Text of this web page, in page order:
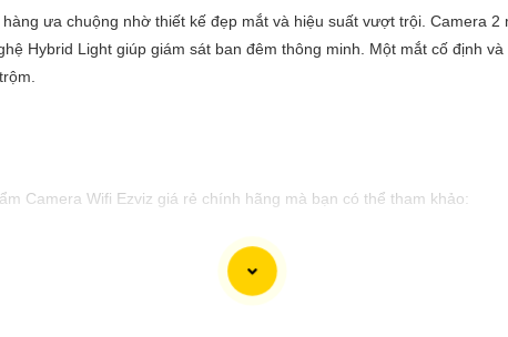
ưa chuộng nhờ thiết kế đẹp mắt và hiệu suất vượt trội. Camera
Hybrid Light giúp giám sát ban đêm thông minh. Một mắt cố định
Camera Wifi Ezviz giá rẻ chính hãng mà bạn có thể tham khảo:
mọi điều kiện thời tiết.🔹 Độ phân giải Full HD 1080p, hình ảnh sắc